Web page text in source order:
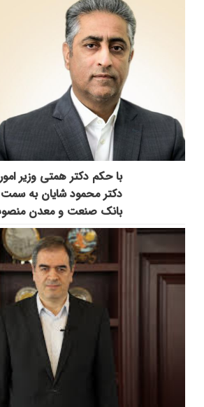
با حکم دکتر همتی وزیر
دکتر محمود شایان به
بانک صنعت و معدن